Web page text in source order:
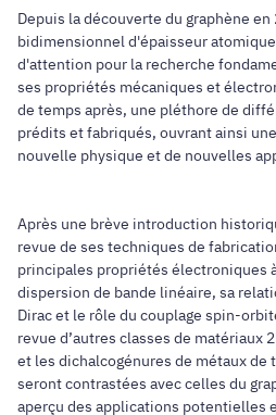
Depuis la découverte du graphène
bidimensionnel d'épaisseur
d'attention pour la recherche
ses propriétés mécaniques et
de temps après, une pléthore de
prédits et fabriqués, ouvrant ainsi
nouvelle physique et de nouvelles
Après une brève introduction
revue de ses techniques de
principales propriétés électroniques
dispersion de bande linéaire, sa
Dirac et le rôle du couplage spin-
revue d’autres classes de matériaux
et les dichalcogénures de métaux
seront contrastées avec celles du
aperçu des applications potentielles